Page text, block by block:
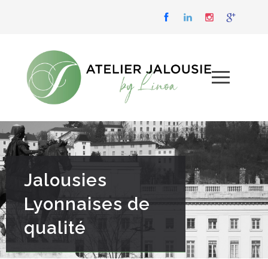
Jalousies
Lyonnaises de
qualité